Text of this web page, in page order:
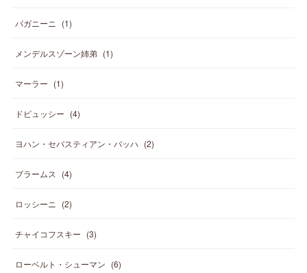
パガニーニ (1)
メンデルスゾーン姉弟 (1)
マーラー (1)
ドビュッシー (4)
ヨハン・セバスティアン・バッハ (2)
ブラームス (4)
ロッシーニ (2)
チャイコフスキー (3)
ローベルト・シューマン (6)